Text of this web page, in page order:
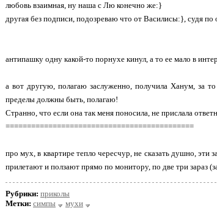
любовь взаимная, ну наша с Лю конечно же:}
другая без подписи, подозреваю что от Василисы:}, судя по
антипашку одну какой-то порнухе кинул, а то ее мало в
а вот другую, полагаю заслуженно, получила Ханум, за
пределы должны быть, полагаю!
Странно, что если она так меня поносила, не прислала
============================================
про мух, в квартире тепло чересчур, не сказать душно, эти
прилетают и ползают прямо по монитору, по две три зараз
Рубрики: приколы
Метки: симпы мухи